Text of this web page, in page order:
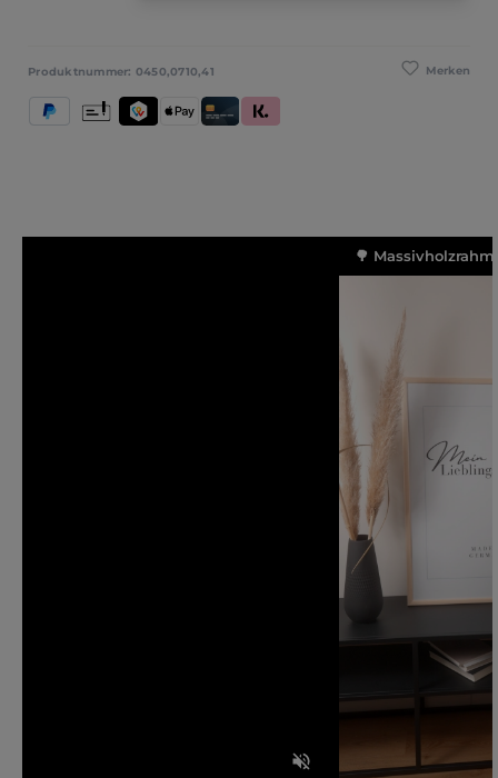
Merken
Produktnummer: 0450,0710,41
TWINT
PayPal Apple PayKredit- und Debitkarte
Klarna (Rechnung / Ratenkauf / Sofort)
Vorkasse
🌳